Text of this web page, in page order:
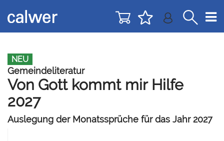
zur
Navigation
zum
Inhalt
NEU
Gemeindeliteratur
Von Gott kommt mir Hilfe
2027
Auslegung der Monatssprüche für das Jahr 2027